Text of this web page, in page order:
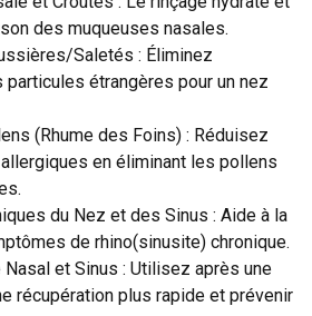
des muqueuses nasales.
Saletés : Éliminez
étrangères pour un nez
(Rhume des Foins) : Réduisez
en éliminant les pollens
du Nez et des Sinus : Aide à la
de rhino(sinusite) chronique.
et Sinus : Utilisez après une
récupération plus rapide et prévenir